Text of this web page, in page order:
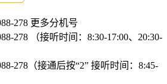
278 更多分机号
278 （接听时间：8:30-17:00、20:30-
278（接通后按“2” 接听时间：8:45-